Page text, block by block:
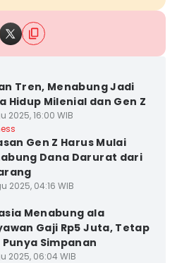
Tren, Menabung Jadi
Hidup Milenial dan Gen Z
2025, 16:00 WIB
Gen Z Harus Mulai
Dana Darurat dari
2025, 04:16 WIB
Menabung ala
Gaji Rp5 Juta, Tetap
Punya Simpanan
2025, 06:04 WIB